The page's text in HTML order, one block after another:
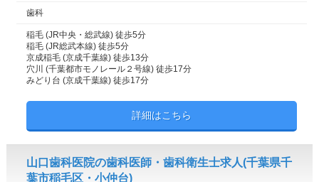
歯科
稲毛 (JR中央・総武線) 徒歩5分
稲毛 (JR総武本線) 徒歩5分
京成稲毛 (京成千葉線) 徒歩13分
穴川 (千葉都市モノレール２号線) 徒歩17分
みどり台 (京成千葉線) 徒歩17分
詳細はこちら
山口歯科医院の歯科医師・歯科衛生士求人(千葉県千
葉市稲毛区・小仲台)